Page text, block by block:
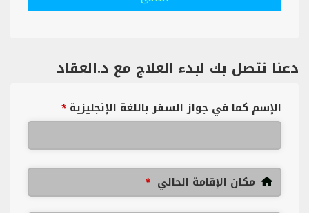
دعنا نتصل بك لبدء العلاج مع د.العقاد
الإسم كما في جواز السفر باللغة الإنجليزية *
مكان الإقامة الحالي *